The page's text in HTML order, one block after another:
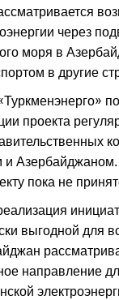
через
моря в
в другие
проекта
и
пока не
выгодной для
направление